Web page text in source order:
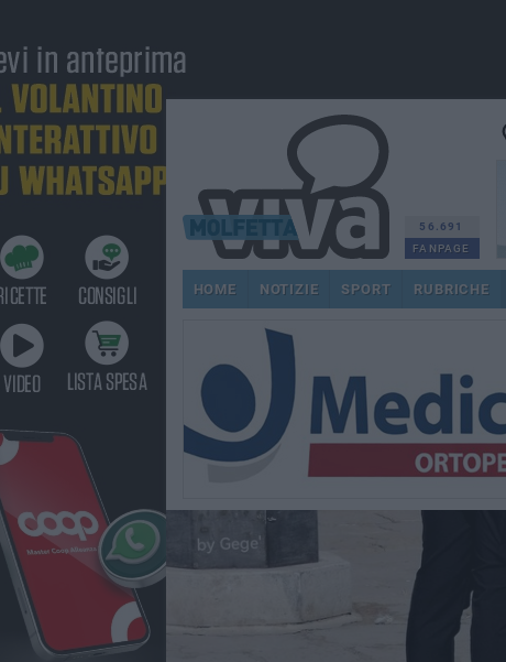
56.691
FANPAGE
HOME NOTIZIE SPORT RUBRICHE